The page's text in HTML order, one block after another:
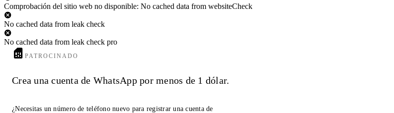
Comprobación del sitio web no disponible: No cached data from websiteCheck
No cached data from leak check
No cached data from leak check pro
PATROCINADO
Crea una cuenta de WhatsApp por menos de 1 dólar.
¿Necesitas un número de teléfono nuevo para registrar una cuenta de